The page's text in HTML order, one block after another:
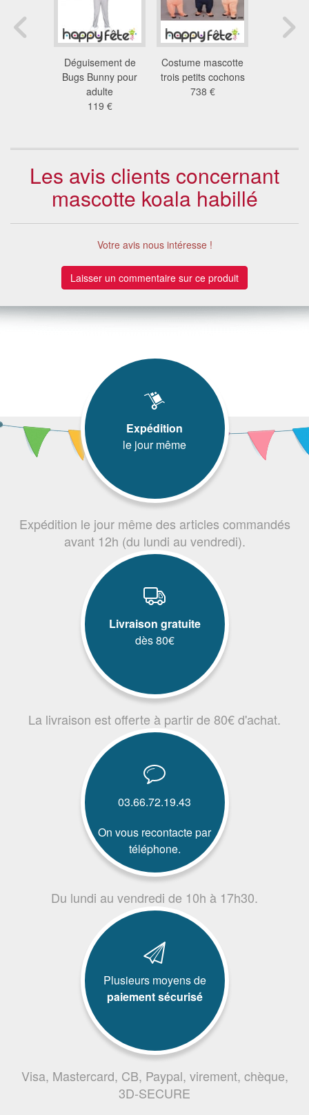
Déguisement de
Bugs Bunny pour
adulte
119 €
Costume mascotte
trois petits cochons
738 €
Les avis clients concernant
mascotte koala habillé
Votre avis nous intéresse !
Laisser un commentaire sur ce produit
Expédition
le jour même
Expédition le jour même des articles commandés
avant 12h (du lundi au vendredi).
Livraison gratuite
dès 80€
La livraison est offerte à partir de 80€ d'achat.
03.66.72.19.43
On vous recontacte par
téléphone.
Du lundi au vendredi de 10h à 17h30.
Plusieurs moyens de
paiement sécurisé
Visa, Mastercard, CB, Paypal, virement, chèque,
3D-SECURE